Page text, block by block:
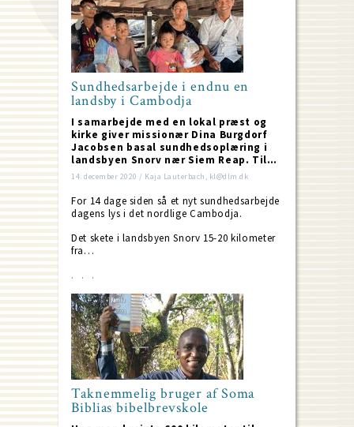
Sundhedsarbejde i endnu en
landsby i Cambodja
I samarbejde med en lokal præst og
kirke giver missionær Dina Burgdorf
Jacobsen basal sundhedsoplæring i
landsbyen Snorv nær Siem Reap. Til…
14. december 2020 / Kaja Lauterbach, kl@dlm.dk
For 14 dage siden så et nyt sundhedsarbejde
dagens lys i det nordlige Cambodja.
Det skete i landsbyen Snorv 15-20 kilometer
fra…
Taknemmelig bruger af Soma
Biblias bibelbrevskole